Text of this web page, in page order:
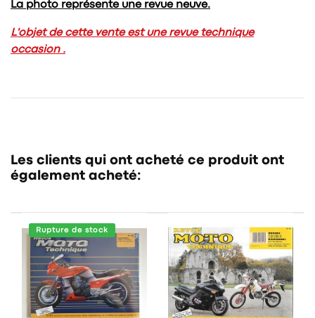
La photo représente une revue neuve.
L'objet de cette vente est une revue technique
occasion .
Les clients qui ont acheté ce produit ont
également acheté:
Rupture de stock